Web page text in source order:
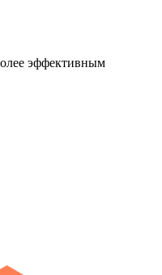
эффективным